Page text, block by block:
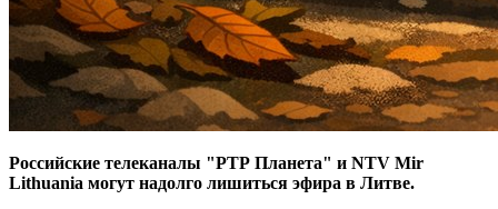
Российские телеканалы "РТР Планета" и NTV Mir
Lithuania могут надолго лишиться эфира в Литве.